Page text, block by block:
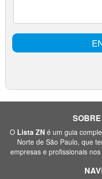
O Lista ZNé um guia
Norte de São Paulo, que
empresas e profissionais